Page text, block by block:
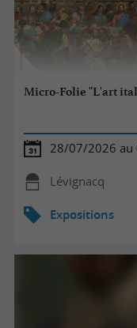
Micro-Folie "L'art
28/07/2026
Lévignacq
Expositions